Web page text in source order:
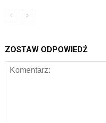
ZOSTAW ODPOWIEDŹ